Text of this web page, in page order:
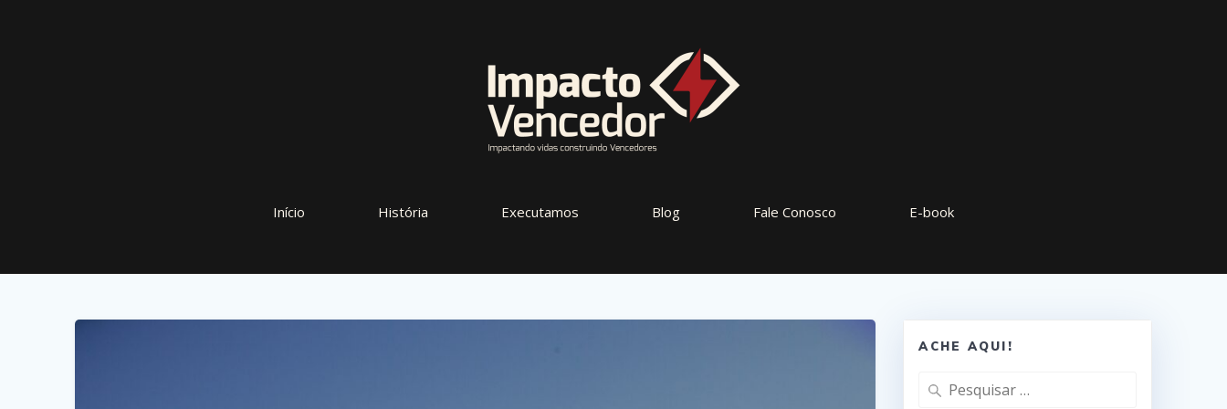
Início História Executamos Blog Fale Conosco E-book
ACHE AQUI!